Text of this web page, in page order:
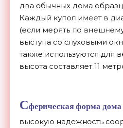
два обычных дома
Каждый купол имеет в
(если мерять по
выступа со слуховыми
также используются для
высота составляет 11
Сферическая форма дома
высокую надежность